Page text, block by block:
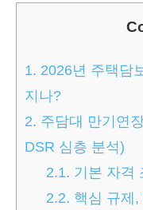
1. 2026년 주택담
지나?
2. 주담대 만기연
DSR 심층 분석)
2.1. 기본 자격
2.2. 핵심 규제,